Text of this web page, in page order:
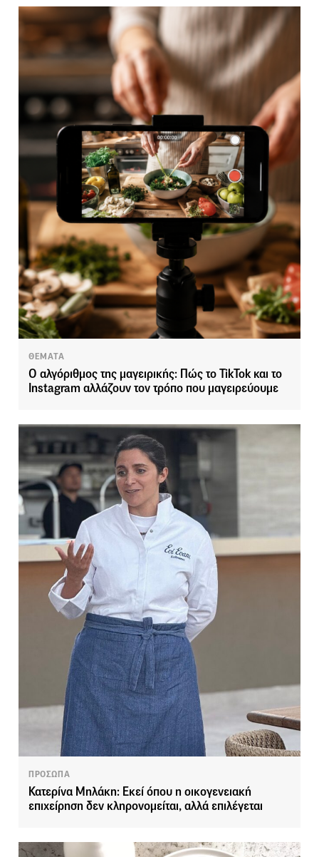
ΘΕΜΑΤΑ
Ο αλγόριθμος της μαγειρικής: Πώς το TikTok και το
Instagram αλλάζουν τον τρόπο που μαγειρεύουμε
ΠΡΟΣΩΠΑ
Κατερίνα Μηλάκη: Eκεί όπου η οικογενειακή
επιχείρηση δεν κληρονομείται, αλλά επιλέγεται